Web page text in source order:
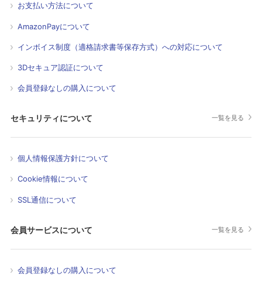
お支払い方法について
AmazonPayについて
インボイス制度（適格請求書等保存方式）への対応について
3Dセキュア認証について
会員登録なしの購入について
セキュリティについて 一覧を見る
個人情報保護方針について
Cookie情報について
SSL通信について
会員サービスについて 一覧を見る
会員登録なしの購入について